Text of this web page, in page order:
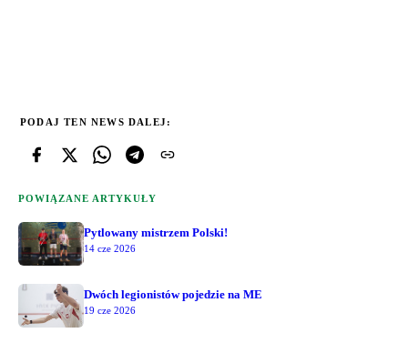
PODAJ TEN NEWS DALEJ:
POWIĄZANE ARTYKUŁY
Pytlowany mistrzem Polski!
14 cze 2026
Dwóch legionistów pojedzie na ME
19 cze 2026